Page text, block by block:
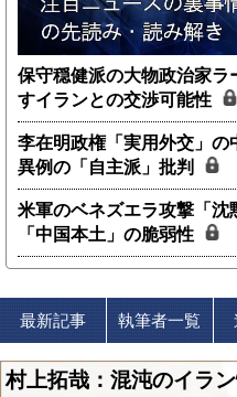
保守穏健派の大物政治家
すイランとの交渉可能性
李在明政権「実用外交」
異例の「自主派」批判
米軍のベネズエラ攻撃「沈
「中国本土」の脆弱性
最新記事 執筆者一覧
村上拓哉：混沌のイラ